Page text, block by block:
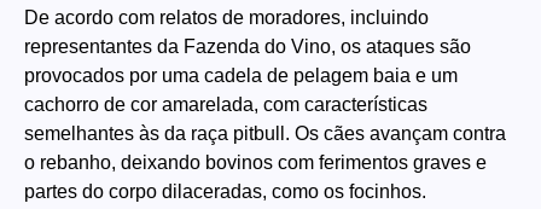
De acordo com relatos de moradores, incluindo
representantes da Fazenda do Vino, os ataques são
provocados por uma cadela de pelagem baia e um
cachorro de cor amarelada, com características
semelhantes às da raça pitbull. Os cães avançam contra
o rebanho, deixando bovinos com ferimentos graves e
partes do corpo dilaceradas, como os focinhos.